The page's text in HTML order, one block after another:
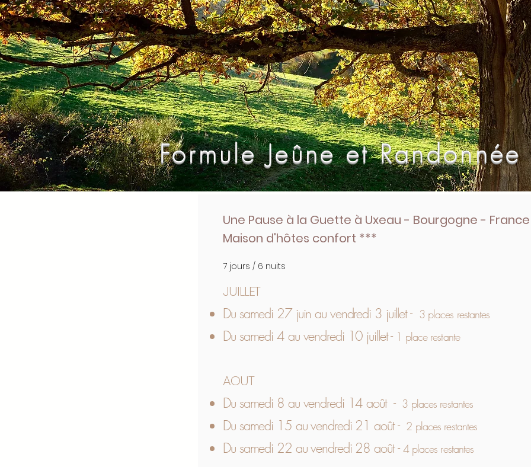
Formule Jeûne et
Une Pause à la Guette à Uxeau - Bourgogne - France
Maison d'hôtes confort ***
7 jours / 6 nuits
JUILLET
Du samedi 27 juin au vendredi 3 juillet - 3 places restantes
Du samedi 4 au vendredi 10 juillet - 1 place restante
AOUT
Du samedi 8 au vendredi 14 août - 3 places restantes
Du samedi 15 au vendredi 21 août - 2 places restantes
Du samedi 22 au vendredi 28 août -4 places restantes